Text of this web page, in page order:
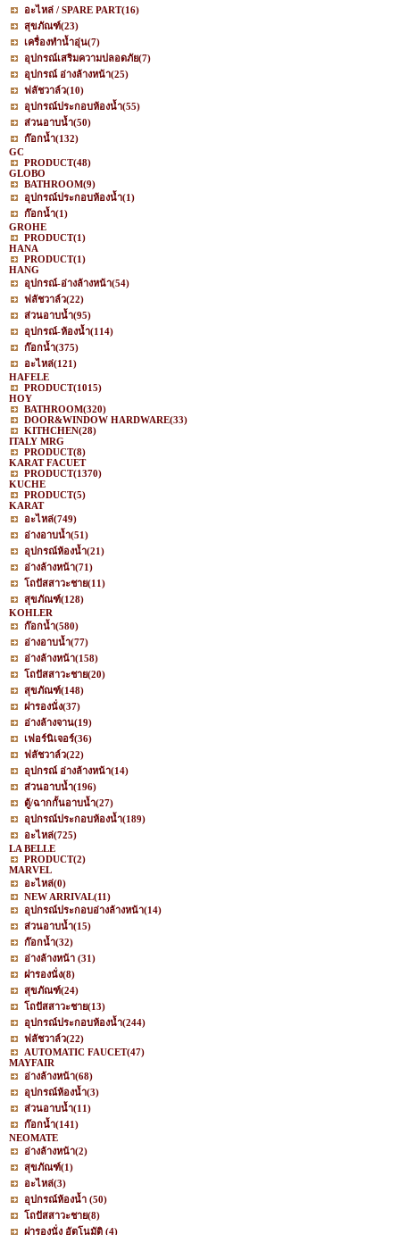
อะไหล่ / SPARE PART(16)
สุขภัณฑ์(23)
เครื่องทำน้ำอุ่น(7)
อุปกรณ์เสริมความปลอดภัย(7)
อุปกรณ์ อ่างล้างหน้า(25)
ฟลัชวาล์ว(10)
อุปกรณ์ประกอบห้องน้ำ(55)
ส่วนอาบน้ำ(50)
ก๊อกน้ำ(132)
GC
PRODUCT(48)
GLOBO
BATHROOM(9)
อุปกรณ์ประกอบห้องน้ำ(1)
ก๊อกน้ำ(1)
GROHE
PRODUCT(1)
HANA
PRODUCT(1)
HANG
อุปกรณ์-อ่างล้างหน้า(54)
ฟลัชวาล์ว(22)
ส่วนอาบน้ำ(95)
อุปกรณ์-ห้องน้ำ(114)
ก๊อกน้ำ(375)
อะไหล่(121)
HAFELE
PRODUCT(1015)
HOY
BATHROOM(320)
DOOR&WINDOW HARDWARE(33)
KITHCHEN(28)
ITALY MRG
PRODUCT(8)
KARAT FACUET
PRODUCT(1370)
KUCHE
PRODUCT(5)
KARAT
อะไหล่(749)
อ่างอาบน้ำ(51)
อุปกรณ์ห้องน้ำ(21)
อ่างล้างหน้า(71)
โถปัสสาวะชาย(11)
สุขภัณฑ์(128)
KOHLER
ก๊อกน้ำ(580)
อ่างอาบน้ำ(77)
อ่างล้างหน้า(158)
โถปัสสาวะชาย(20)
สุขภัณฑ์(148)
ฝารองนั่ง(37)
อ่างล้างจาน(19)
เฟอร์นิเจอร์(36)
ฟลัชวาล์ว(22)
อุปกรณ์ อ่างล้างหน้า(14)
ส่วนอาบน้ำ(196)
ตู้/ฉากกั้นอาบน้ำ(27)
อุปกรณ์ประกอบห้องน้ำ(189)
อะไหล่(725)
LA BELLE
PRODUCT(2)
MARVEL
อะไหล่(0)
NEW ARRIVAL(11)
อุปกรณ์ประกอบอ่างล้างหน้า(14)
ส่วนอาบน้ำ(15)
ก๊อกน้ำ(32)
อ่างล้างหน้า (31)
ฝารองนั่ง(8)
สุขภัณฑ์(24)
โถปัสสาวะชาย(13)
อุปกรณ์ประกอบห้องน้ำ(244)
ฟลัชวาล์ว(22)
AUTOMATIC FAUCET(47)
MAYFAIR
อ่างล้างหน้า(68)
อุปกรณ์ห้องน้ำ(3)
ส่วนอาบน้ำ(11)
ก๊อกน้ำ(141)
NEOMATE
อ่างล้างหน้า(2)
สุขภัณฑ์(1)
อะไหล่(3)
อุปกรณ์ห้องน้ำ (50)
โถปัสสาวะชาย(8)
ฝารองนั่ง อัตโนมัติ (4)